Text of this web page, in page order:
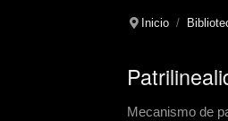
Inicio
Mecanismo de